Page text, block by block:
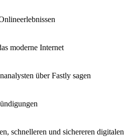
moderne Internet
über Fastly sagen
schnelleren und sichereren digitalen